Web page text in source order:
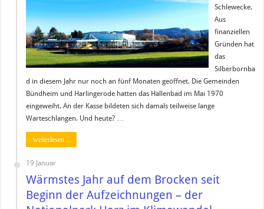
Schlewecke.
Aus
finanziellen
Gründen hat
das
Silberbornba
d in diesem Jahr nur noch an fünf Monaten geöffnet. Die Gemeinden
Bündheim und Harlingerode hatten das Hallenbad im Mai 1970
eingeweiht. An der Kasse bildeten sich damals teilweise lange
Warteschlangen. Und heute? …
weiterlesen...
19 Januar
Wärmstes Jahr auf dem Brocken seit
Beginn der Aufzeichnungen – der